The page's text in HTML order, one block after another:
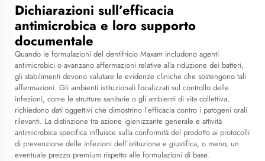
Dichiarazioni sull’efficacia
antimicrobica e loro supporto
documentale
Quando le formulazioni del dentifricio Maxam includono agenti
antimicrobici o avanzano affermazioni relative alla riduzione dei batteri,
gli stabilimenti devono valutare le evidenze cliniche che sostengono tali
affermazioni. Gli ambienti istituzionali focalizzati sul controllo delle
infezioni, come le strutture sanitarie o gli ambienti di vita collettiva,
richiedono dati oggettivi che dimostrino l’efficacia contro i patogeni orali
rilevanti. La distinzione tra azione igienizzante generale e attività
antimicrobica specifica influisce sulla conformità del prodotto ai protocolli
di prevenzione delle infezioni dell’istituzione e giustifica, o meno, un
eventuale prezzo premium rispetto alle formulazioni di base.